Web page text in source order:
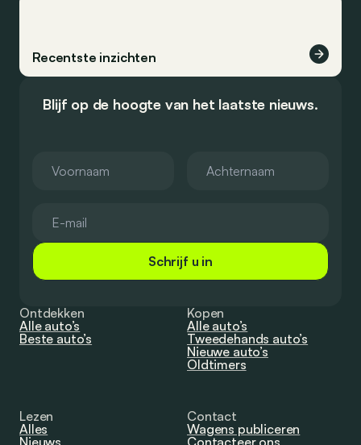
Recentste inzichten
Blijf op de hoogte van het laatste nieuws.
Schrijf u in
Ontdekken
Alle auto’s
Beste auto’s
Kopen
Alle auto’s
Tweedehands auto’s
Nieuwe auto’s
Oldtimers
Lezen
Alles
Nieuws
Contact
Wagens publiceren
Contacteer ons